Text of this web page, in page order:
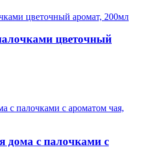
цветочный
дома с палочками с